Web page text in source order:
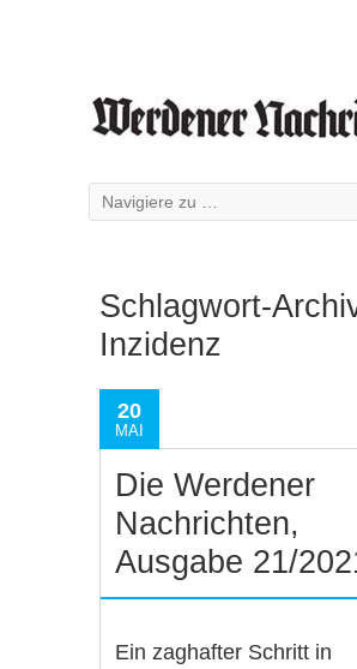
Schlagwort-
Inzidenz
20
MAI
Die Werdener
Nachrichten,
Ausgabe 21/
Ein zaghafter Schritt in